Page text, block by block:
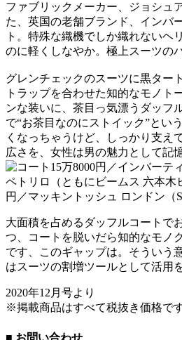
ファブリックメーカー、ジョシュ
た、英国の老舗ブランド、インバ
ト。特殊な織機でしか織れないヘ
のに軽くしなやか。極上スーツの
グレンチェックのスーツに黒ター
トラップを合わせた知的なモノト
ンな装いに、茶目っ気漂うダッフ
で“お茶目なのにストイック”とい
くなっちゃうけど、しっかり支え
広さを、女性は男の魅力として記
大面積を占めるダッフルコートで
つ、コートを脱いだら知的なモノ
です、このギャップは。そういう
はスーツの割増ツールとして活用を
2020年12月号より
※掲載商品はすべて税抜き価格で
■ お問い合わせ